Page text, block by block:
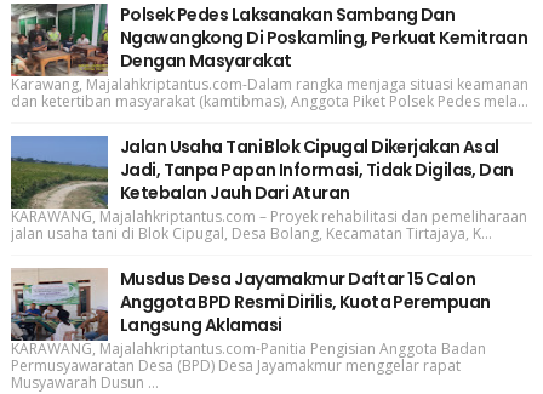
Polsek Pedes Laksanakan Sambang Dan
Ngawangkong Di Poskamling, Perkuat Kemitraan
Dengan Masyarakat
Karawang, Majalahkriptantus.com-Dalam rangka menjaga situasi keamanan
dan ketertiban masyarakat (kamtibmas), Anggota Piket Polsek Pedes mela...
Jalan Usaha Tani Blok Cipugal Dikerjakan Asal
Jadi, Tanpa Papan Informasi, Tidak Digilas, Dan
Ketebalan Jauh Dari Aturan
KARAWANG, Majalahkriptantus.com – Proyek rehabilitasi dan pemeliharaan
jalan usaha tani di Blok Cipugal, Desa Bolang, Kecamatan Tirtajaya, K...
Musdus Desa Jayamakmur Daftar 15 Calon
Anggota BPD Resmi Dirilis, Kuota Perempuan
Langsung Aklamasi
KARAWANG, Majalahkriptantus.com-Panitia Pengisian Anggota Badan
Permusyawaratan Desa (BPD) Desa Jayamakmur menggelar rapat
Musyawarah Dusun ...